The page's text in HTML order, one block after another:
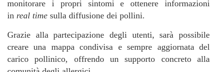
monitorare i propri sintomi e ottenere informazioni
in real time sulla diffusione dei pollini.
Grazie alla partecipazione degli utenti, sarà possibile
creare una mappa condivisa e sempre aggiornata del
carico pollinico, offrendo un supporto concreto alla